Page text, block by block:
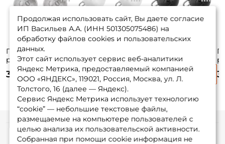
Груза "чебурашки"
разборные Grfish
Вольфрам 5 гр.
матовый 3 шт.
395 ₽
разборные Grfish
Вольфрам 5 гр.
серебро 3 шт.
395 ₽
разборные CF
вольфрам 2гр.
чёрный 4 шт.
340 ₽
Продолжая использовать сайт, Вы даете согласие
ИП Васильев А.А. (ИНН 501305075486) на
обработку файлов cookies и пользовательских
данных.
Этот сайт использует сервис веб-аналитики
Яндекс Метрика, предоставляемый компанией
ООО «ЯНДЕКС», 119021, Россия, Москва, ул. Л.
Толстого, 16 (далее — Яндекс).
Сервис Яндекс Метрика использует технологию
“cookie” — небольшие текстовые файлы,
размещаемые на компьютере пользователей с
целью анализа их пользовательской активности.
Собранная при помощи cookie информация не
Информация